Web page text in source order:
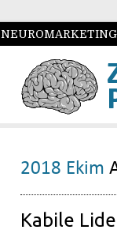
NEUROMARKETING
2018 Ekim
Kabile